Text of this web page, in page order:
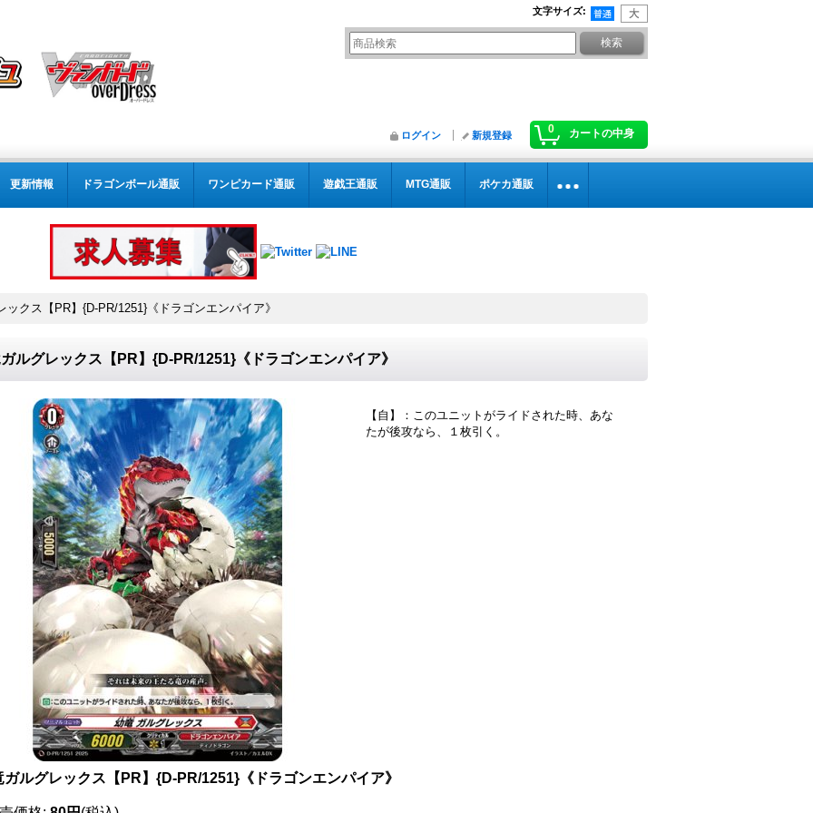
文字サイズ:
0 カートの中身
ログイン 新規登録
更新情報 ドラゴンボール通販 ワンピカード通販 遊戯王通販 MTG通販 ポケカ通販
ックス【PR】{D-PR/1251}《ドラゴンエンパイア》
ルグレックス【PR】{D-PR/1251}《ドラゴンエンパイア》
【自】：このユニットがライドされた時、あな
たが後攻なら、１枚引く。
ガルグレックス【PR】{D-PR/1251}《ドラゴンエンパイア》